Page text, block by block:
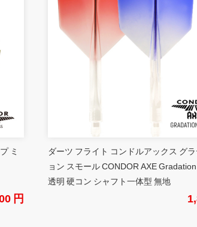
ミ
円
ダーツ フライト コンドルアックス グ
ョン スモール CONDOR AXE
透明 硬コン シャフト一体型 無地